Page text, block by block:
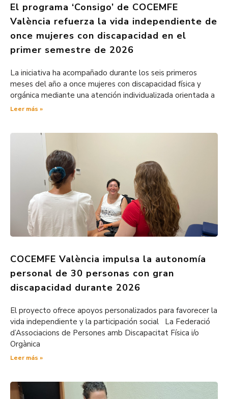
El programa ‘Consigo’ de COCEMFE
València refuerza la vida independiente de
once mujeres con discapacidad en el
primer semestre de 2026
La iniciativa ha acompañado durante los seis primeros
meses del año a once mujeres con discapacidad física y
orgánica mediante una atención individualizada orientada a
Leer más »
COCEMFE València impulsa la autonomía
personal de 30 personas con gran
discapacidad durante 2026
El proyecto ofrece apoyos personalizados para favorecer la
vida independiente y la participación social La Federació
d’Associacions de Persones amb Discapacitat Física i/o
Orgànica
Leer más »